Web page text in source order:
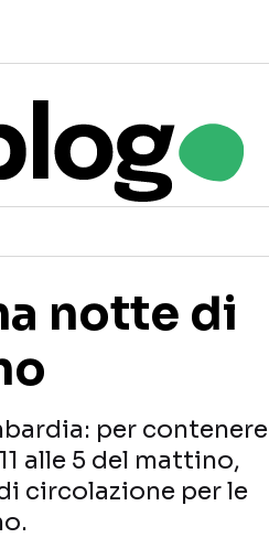
notte di
per contenere
alle 5 del mattino,
circolazione per le